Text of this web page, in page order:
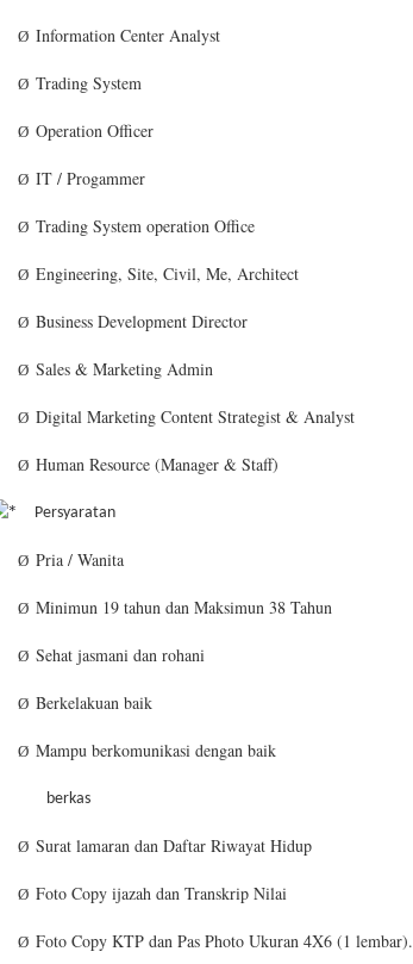
Ø Information Center Analyst
Ø Trading System
Ø Operation Officer
Ø IT / Progammer
Ø Trading System operation Office
Ø Engineering, Site, Civil, Me, Architect
Ø Business Development Director
Ø Sales & Marketing Admin
Ø Digital Marketing Content Strategist & Analyst
Ø Human Resource (Manager & Staff)
Persyaratan
Ø Pria / Wanita
Ø Minimun 19 tahun dan Maksimun 38 Tahun
Ø Sehat jasmani dan rohani
Ø Berkelakuan baik
Ø Mampu berkomunikasi dengan baik
berkas
Ø Surat lamaran dan Daftar Riwayat Hidup
Ø Foto Copy ijazah dan Transkrip Nilai
Ø Foto Copy KTP dan Pas Photo Ukuran 4X6 (1 lembar).